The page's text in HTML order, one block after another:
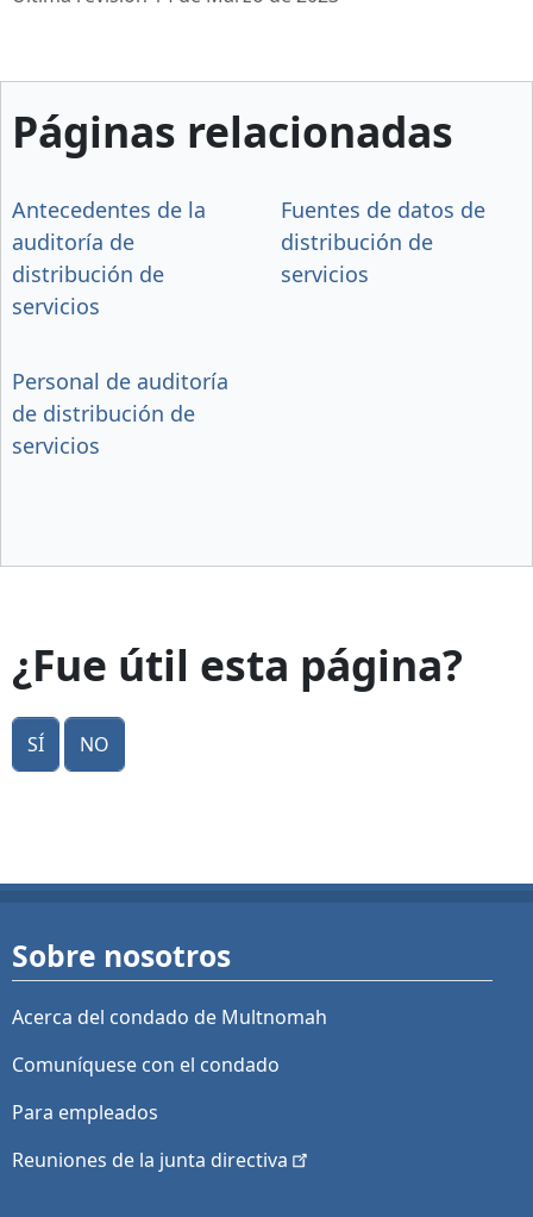
Páginas relacionadas
Antecedentes de la
auditoría de
distribución de
servicios
Fuentes de datos de
distribución de
servicios
Personal de auditoría
de distribución de
servicios
¿Fue útil esta página?
Sí No
Sobre nosotros
Acerca del condado de Multnomah
Comuníquese con el condado
Para empleados
Reuniones de la junta directiva